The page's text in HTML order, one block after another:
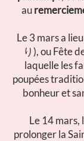
au
Le 3 mars a
り), ou Fête
laquelle les
poupées
bonheur et
Le 14 mars,
prolonger la